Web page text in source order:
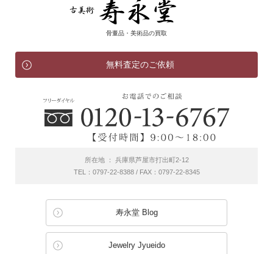
骨董品・美術品の買取
無料査定のご依頼
所在地 ： 兵庫県芦屋市打出町2-12
TEL：0797-22-8388 / FAX：0797-22-8345
寿永堂 Blog
Jewelry Jyueido